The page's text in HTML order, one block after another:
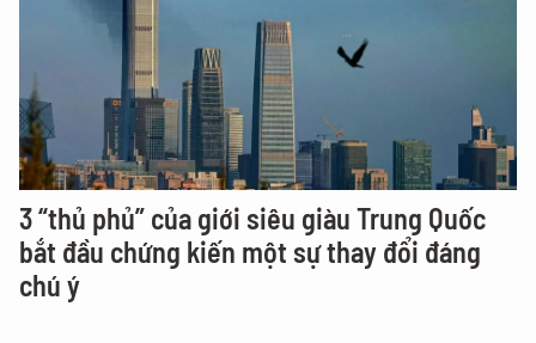
3 “thủ phủ” của giới siêu giàu Trung Quốc
bắt đầu chứng kiến một sự thay đổi đáng
chú ý